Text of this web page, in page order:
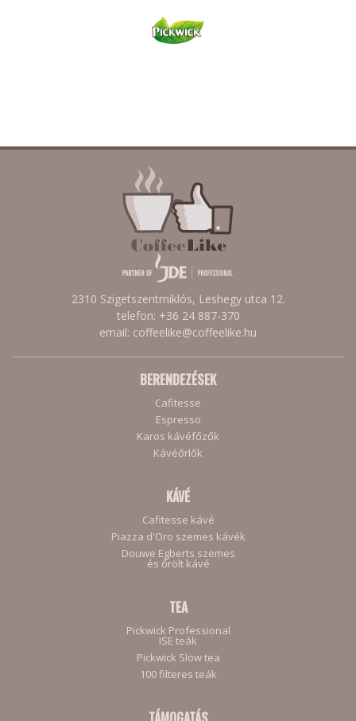
2310 Szigetszentmiklós, Leshegy utca 12.
telefon: +36 24 887-370
email: coffeelike@coffeelike.hu
BERENDEZÉSEK
Cafitesse
Espresso
Karos kávéfőzők
Kávéőrlők
KÁVÉ
Cafitesse kávé
Piazza d'Oro szemes kávék
Douwe Egberts szemes
és őrölt kávé
TEA
Pickwick Professional
ISE teák
Pickwick Slow tea
100 filteres teák